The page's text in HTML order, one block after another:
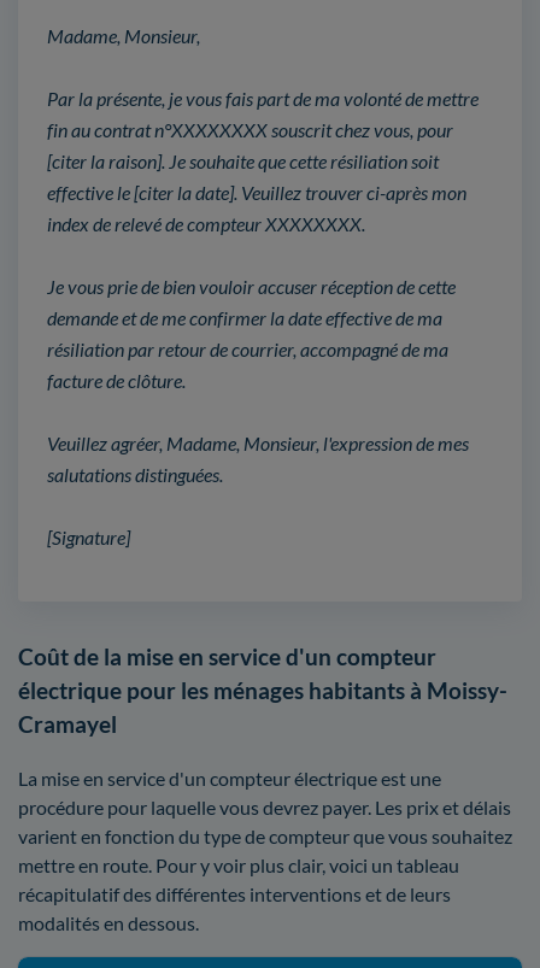
Madame, Monsieur,
Par la présente, je vous fais part de ma volonté de mettre
fin au contrat n°XXXXXXXX souscrit chez vous, pour
[citer la raison]. Je souhaite que cette résiliation soit
effective le [citer la date]. Veuillez trouver ci-après mon
index de relevé de compteur XXXXXXXX.
Je vous prie de bien vouloir accuser réception de cette
demande et de me confirmer la date effective de ma
résiliation par retour de courrier, accompagné de ma
facture de clôture.
Veuillez agréer, Madame, Monsieur, l'expression de mes
salutations distinguées.
[Signature]
Coût de la mise en service d'un compteur
électrique pour les ménages habitants à Moissy-
Cramayel
La mise en service d'un compteur électrique est une
procédure pour laquelle vous devrez payer. Les prix et délais
varient en fonction du type de compteur que vous souhaitez
mettre en route. Pour y voir plus clair, voici un tableau
récapitulatif des différentes interventions et de leurs
modalités en dessous.